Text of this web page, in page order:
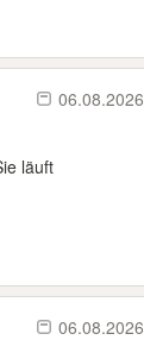
06.08.2026
läuft
06.08.2026